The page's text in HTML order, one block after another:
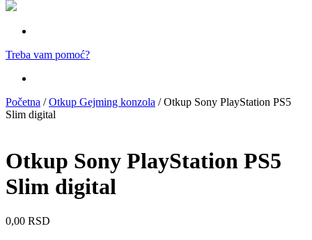
Treba vam pomoć?
Početna /Otkup Gejming konzola / Otkup Sony PlayStation PS5
Slim digital
Otkup Sony PlayStation PS5
Slim digital
0,00 RSD